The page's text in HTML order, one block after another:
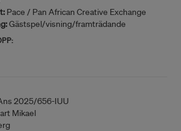
Pace / Pan African Creative Exchange
Gästspel/visning/framträdande
2025/656-IUU
Mikael